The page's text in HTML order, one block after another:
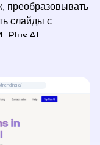
преобразовывать
слайды с
Plus AI
позволяя
ai